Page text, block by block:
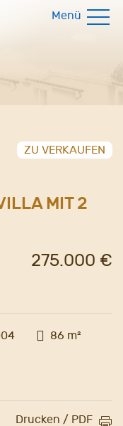
Menü
ZU VERKAUFEN
MIT 2
275.000 €
86 m²
Drucken / PDF